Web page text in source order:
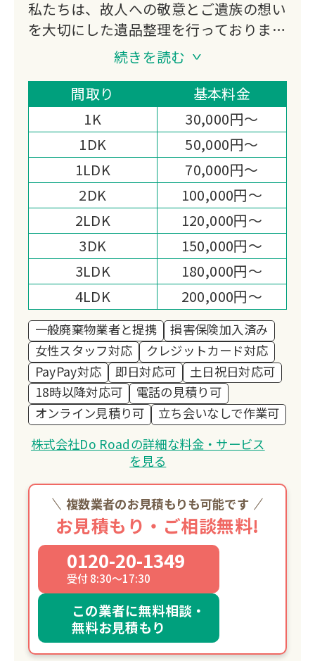
私たちは、故人への敬意とご遺族の想い
を大切にした遺品整理を行っておりま
不用品買取にも対応し、処分費の軽減や
想い出の品の活用もご提案。
迅速かつ丁寧なお見積りと作業まごころ
を込めた対応で、高い満足度をいただい
ております。
心の負担を少しでも軽くできるよう尽力
いたします。
続きを読む
間取り
基本料金
1K
30,000円～
1DK
50,000円～
1LDK
70,000円～
2DK
100,000円～
2LDK
120,000円～
3DK
150,000円～
3LDK
180,000円～
4LDK
200,000円～
一般廃棄物業者と提携
損害保険加入済み
女性スタッフ対応
クレジットカード対応
PayPay対応
即日対応可
土日祝日対応可
18時以降対応可
電話の見積り可
オンライン見積り可
立ち会いなしで作業可
株式会社Do Roadの詳細な料金・サービス
を見る
複数業者のお見積もりも可能です
お見積もり・ご相談無料!
0120-20-1349
受付 8:30～17:30
この業者に無料相談・
無料お見積もり